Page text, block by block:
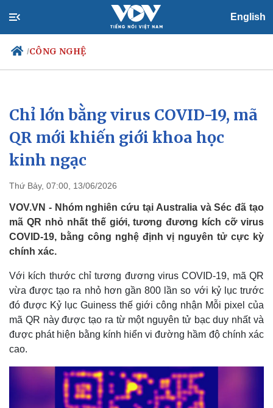
English
/CÔNG NGHỆ
Chính trị
Đảng
Tổ chức nhân sự
Quốc hội
Nhận diện sự thật
Xã hội
Tin 24h
Dự báo thời tiết
Chỉ lớn bằng virus COVID-19, mã
QR mới khiến giới khoa học
kinh ngạc
Thứ Bảy, 07:00, 13/06/2026
VOV.VN - Nhóm nghiên cứu tại Australia và Séc đã tạo
mã QR nhỏ nhất thế giới, tương đương kích cỡ virus
COVID-19, bằng công nghệ định vị nguyên tử cực kỳ
chính xác.
Với kích thước chỉ tương đương virus COVID-19, mã QR
vừa được tạo ra nhỏ hơn gần 800 lần so với kỷ lục trước
đó được Kỷ lục Guiness thế giới công nhận Mỗi pixel của
mã QR này được tạo ra từ một nguyên tử bạc duy nhất và
được phát hiện bằng kính hiển vi đường hầm độ chính xác
cao.